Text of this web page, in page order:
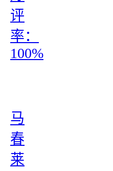
评
率：
100%
马
春
莱